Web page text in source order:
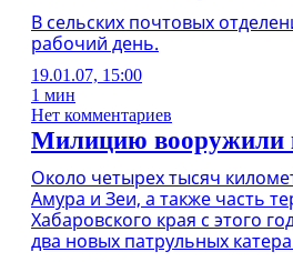
В сельских почтовых
рабочий день.
19.01.07, 15:00
1 мин
Нет комментариев
Милицию вооружили
Около четырех тысяч
Амура и Зеи, а также часть
Хабаровского края с этого
два новых патрульных